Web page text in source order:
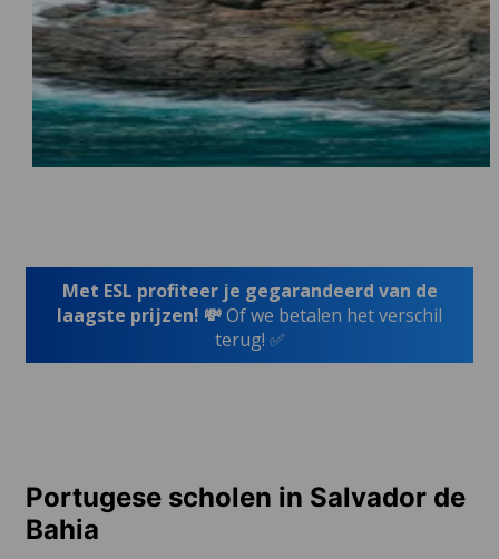
Met ESL profiteer je gegarandeerd van de
laagste prijzen! 💸Of we betalen het verschil
terug! ✅
Portugese scholen in Salvador de
Bahia